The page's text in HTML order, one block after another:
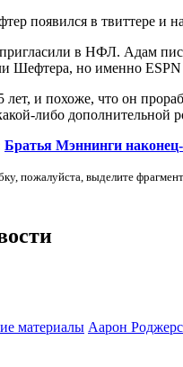
появился в твиттере и
в НФЛ. Адам
Шефтера, но именно ESPN
и похоже, что он
либо дополнительной
Братья Мэннинги
пожалуйста, выделите
материалы Аарон